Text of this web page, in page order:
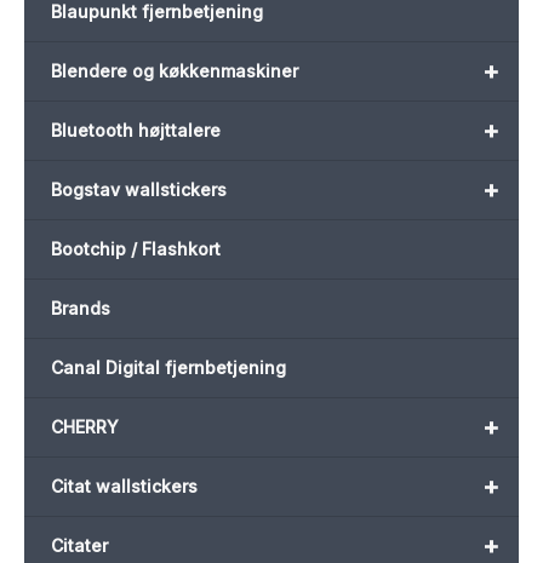
Blaupunkt fjernbetjening
+
Blendere og køkkenmaskiner
+
Bluetooth højttalere
+
Bogstav wallstickers
Bootchip / Flashkort
Brands
Canal Digital fjernbetjening
+
CHERRY
+
Citat wallstickers
+
Citater